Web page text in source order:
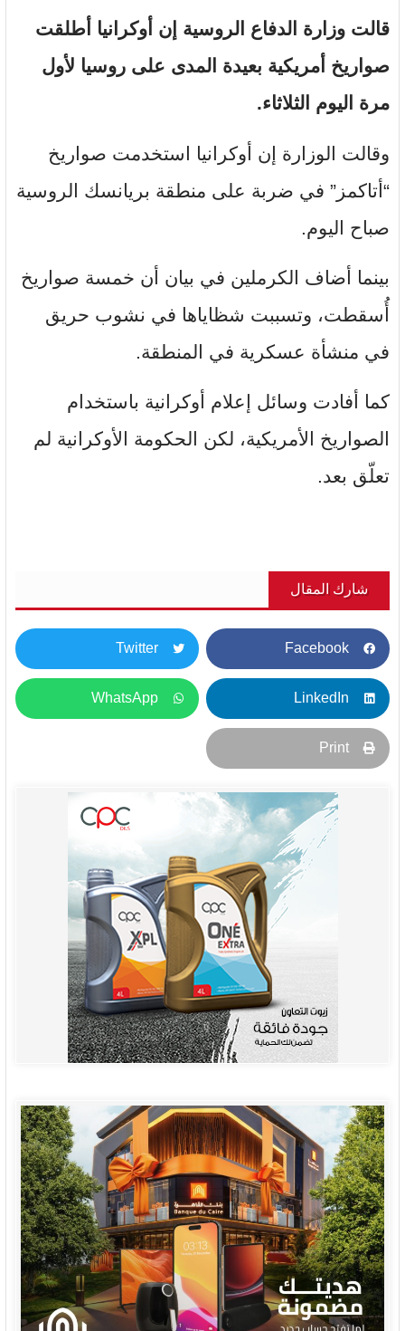
قالت وزارة الدفاع الروسية إن أوكرانيا أطلقت
صواريخ أمريكية بعيدة المدى على روسيا لأول
مرة اليوم الثلاثاء.
وقالت الوزارة إن أوكرانيا استخدمت صواريخ
“أتاكمز” في ضربة على منطقة بريانسك الروسية
صباح اليوم.
بينما أضاف الكرملين في بيان أن خمسة صواريخ
أُسقطت، وتسببت شظاياها في نشوب حريق
في منشأة عسكرية في المنطقة.
كما أفادت وسائل إعلام أوكرانية باستخدام
الصواريخ الأمريكية، لكن الحكومة الأوكرانية لم
تعلّق بعد.
شارك المقال
Facebook
Twitter
LinkedIn
WhatsApp
Print